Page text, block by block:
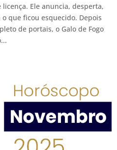
Ele anuncia, desperta,
que ficou esquecido. Depois
de portais, o Galo de Fogo